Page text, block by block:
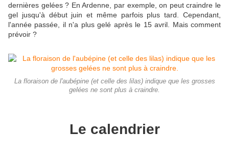
dernières gelées ? En Ardenne, par exemple, on peut craindre le
gel jusqu'à début juin et même parfois plus tard. Cependant,
l'année passée, il n'a plus gelé après le 15 avril. Mais comment
prévoir ?
La floraison de l'aubépine (et celle des lilas) indique que les grosses
gelées ne sont plus à craindre.
Le calendrier